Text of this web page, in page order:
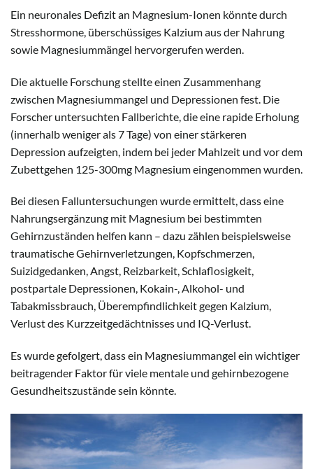
Ein neuronales Defizit an Magnesium-Ionen könnte durch
Stresshormone, überschüssiges Kalzium aus der Nahrung
sowie Magnesiummängel hervorgerufen werden.
Die aktuelle Forschung stellte einen Zusammenhang
zwischen Magnesiummangel und Depressionen fest. Die
Forscher untersuchten Fallberichte, die eine rapide Erholung
(innerhalb weniger als 7 Tage) von einer stärkeren
Depression aufzeigten, indem bei jeder Mahlzeit und vor dem
Zubettgehen 125-300mg Magnesium eingenommen wurden.
Bei diesen Falluntersuchungen wurde ermittelt, dass eine
Nahrungsergänzung mit Magnesium bei bestimmten
Gehirnzuständen helfen kann – dazu zählen beispielsweise
traumatische Gehirnverletzungen, Kopfschmerzen,
Suizidgedanken, Angst, Reizbarkeit, Schlaflosigkeit,
postpartale Depressionen, Kokain-, Alkohol- und
Tabakmissbrauch, Überempfindlichkeit gegen Kalzium,
Verlust des Kurzzeitgedächtnisses und IQ-Verlust.
Es wurde gefolgert, dass ein Magnesiummangel ein wichtiger
beitragender Faktor für viele mentale und gehirnbezogene
Gesundheitszustände sein könnte.